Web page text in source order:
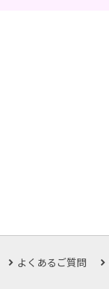
よくあるご質問